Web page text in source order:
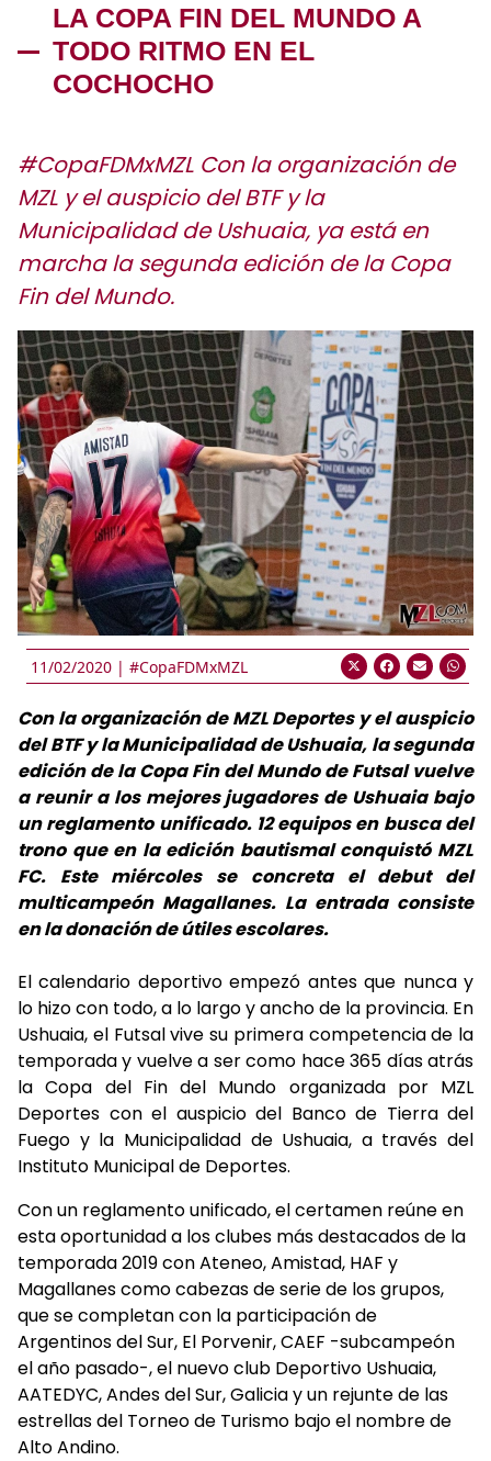
LA COPA FIN DEL MUNDO A
TODO RITMO EN EL
COCHOCHO
#CopaFDMxMZL Con la organización de
MZL y el auspicio del BTF y la
Municipalidad de Ushuaia, ya está en
marcha la segunda edición de la Copa
Fin del Mundo.
11/02/2020 | #CopaFDMxMZL
Con la organización de MZL Deportes y el auspicio
del BTF y la Municipalidad de Ushuaia, la segunda
edición de la Copa Fin del Mundo de Futsal vuelve
a reunir a los mejores jugadores de Ushuaia bajo
un reglamento unificado. 12 equipos en busca del
trono que en la edición bautismal conquistó MZL
FC. Este miércoles se concreta el debut del
multicampeón Magallanes. La entrada consiste
en la donación de útiles escolares.
El calendario deportivo empezó antes que nunca y
lo hizo con todo, a lo largo y ancho de la provincia. En
Ushuaia, el Futsal vive su primera competencia de la
temporada y vuelve a ser como hace 365 días atrás
la Copa del Fin del Mundo organizada por MZL
Deportes con el auspicio del Banco de Tierra del
Fuego y la Municipalidad de Ushuaia, a través del
Instituto Municipal de Deportes.
Con un reglamento unificado, el certamen reúne en
esta oportunidad a los clubes más destacados de la
temporada 2019 con Ateneo, Amistad, HAF y
Magallanes como cabezas de serie de los grupos,
que se completan con la participación de
Argentinos del Sur, El Porvenir, CAEF -subcampeón
el año pasado-, el nuevo club Deportivo Ushuaia,
AATEDYC, Andes del Sur, Galicia y un rejunte de las
estrellas del Torneo de Turismo bajo el nombre de
Alto Andino.